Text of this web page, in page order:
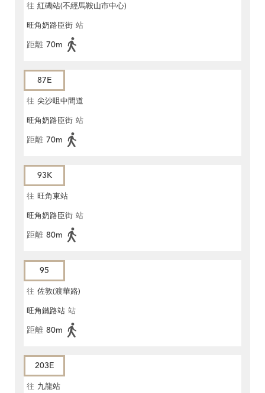
往 紅磡站(不經馬鞍山市中心)
旺角奶路臣街 站
距離 70m
87E
往 尖沙咀中間道
旺角奶路臣街 站
距離 70m
93K
往 旺角東站
旺角奶路臣街 站
距離 80m
95
往 佐敦(渡華路)
旺角鐵路站 站
距離 80m
203E
往 九龍站